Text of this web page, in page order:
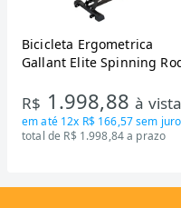
Bicicleta Ergometrica
Gallant Elite Spinning
Mecanica GSB13HBTA-PT
R$ 1.998,88à
em até 12x R$ 166,57sem
total de R$ 1.998,84 a prazo